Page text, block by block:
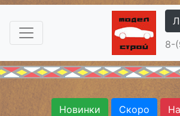
8-
Новинки Скоро